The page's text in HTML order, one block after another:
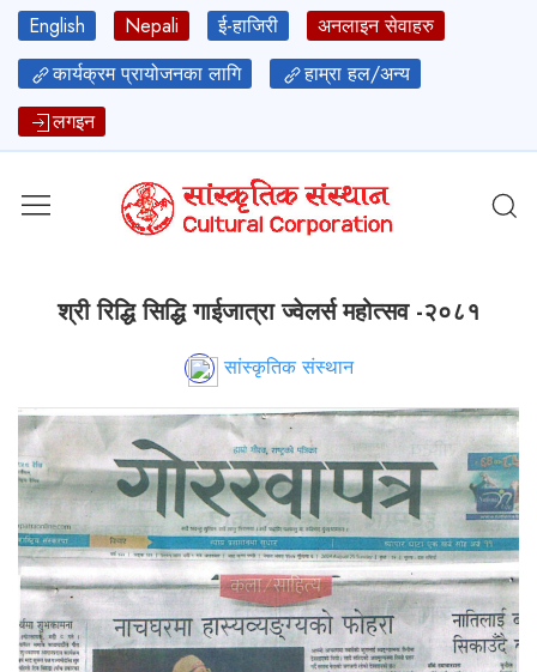
English Nepali ई-हाजिरी
अनलाइन सेवाहरु
कार्यक्रम प्रायोजनका लागि
हाम्रा हल/अन्य
लगइन
श्री रिद्धि सिद्धि गाईजात्रा ज्वेलर्स महोत्सव -२०८१
सांस्कृतिक संस्थान